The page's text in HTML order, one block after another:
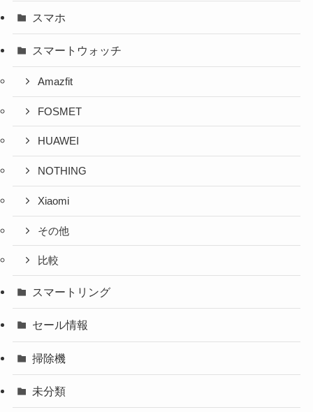
スマホ
スマートウォッチ
Amazfit
FOSMET
HUAWEI
NOTHING
Xiaomi
その他
比較
スマートリング
セール情報
掃除機
未分類